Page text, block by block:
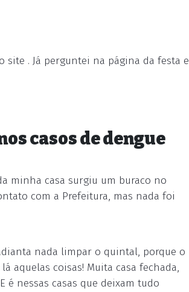
. Já perguntei na página da festa e
casos de dengue
minha casa surgiu um buraco no
com a Prefeitura, mas nada foi
nada limpar o quintal, porque o
aquelas coisas! Muita casa fechada,
é nessas casas que deixam tudo